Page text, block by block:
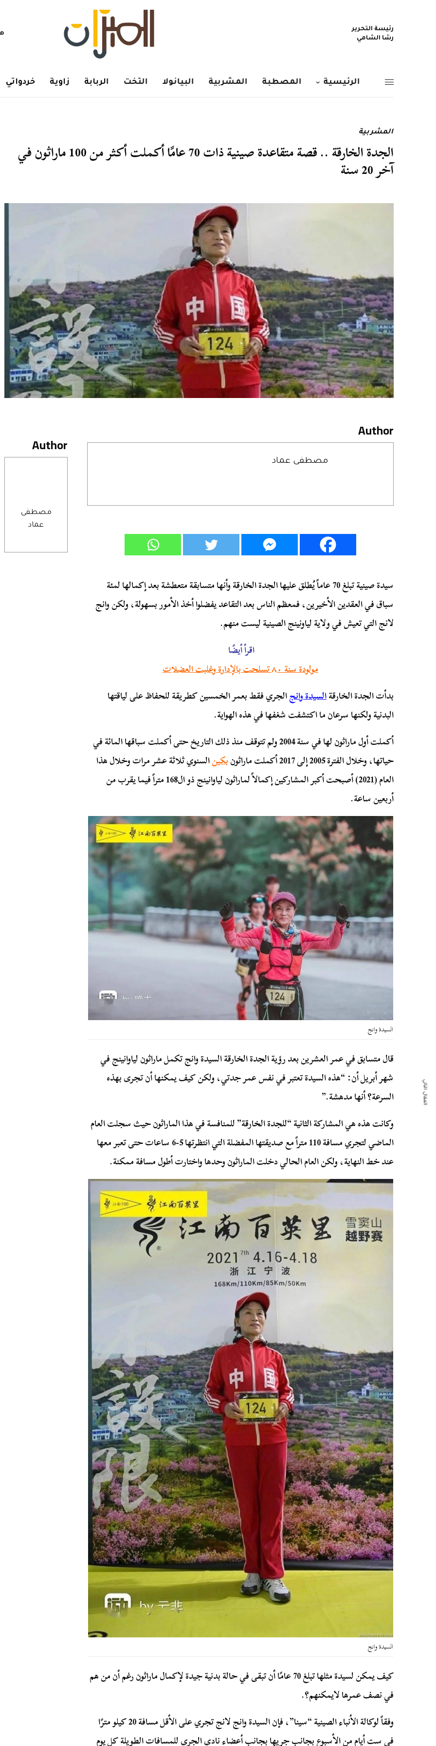
رئيسة التحرير
رشا الشامي
الرئيسية المصطبة المشربية البيانولا التخت الربابة زاوية خردواتي
المشربية
الجدة الخارقة .. قصة متقاعدة صينية ذات 70 عامًا أكملت أكثر من 100 ماراثون في
آخر 20 سنة
Author
مصطفى
عماد
Author
مصطفى عماد
سيدة صينية تبلغ 70 عاماً يُطلق عليها الجدة الخارقة وأنها متسابقة متعطشة بعد إكمالها لمئة
سباق في العقدين الأخيرين، فمعظم الناس بعد التقاعد يفضلوا أخذ الأمور بسهولة، ولكن وانج
لانج التي تعيش في ولاية لياونينج الصينية ليست منهم.
اقرأ أيضًا
مولودة سنة ٨٠ تسلحت بالإدارة وغلبت العضلات
بدأت الجدة الخارقةالسيدة وانجالجري فقط بعمر الخمسين كطريقة للحفاظ على لياقتها
البدنية ولكنها سرعان ما اكتشفت شغفها في هذه الهواية.
أكملت أول ماراثون لها في سنة 2004 ولم تتوقف منذ ذلك التاريخ حتى أكملت سباقها المائة في
حياتها، وخلال الفترة 2005 إلى 2017 أكملت ماراثون
بكينالسنوي ثلاثة عشر مرات وخلال هذا
العام (2021) أصبحت أكبر المشاركين إكمالاً لماراثون لياوانينج ذو ال168 متراً فيما يقرب من
أربعين ساعة.
السيدة وانج
قال متسابق في عمر العشرين بعد رؤية الجدة الخارقة السيدة وانج تكمل ماراثون لياوانينج في
شهر أبريل أن: “هذه السيدة تعتبر في نفس عمر جدتي، ولكن كيف يمكنها أن تجرى بهذه
السرعة؟ أنها مدهشة.”
وكانت هذه هي المشاركة الثانية “للجدة الخارقة” للمنافسة في هذا الماراثون حيث سجلت العام
الماضي لتجري مسافة 110 متراً مع صديقتها المفضلة التي انتظرتها 5-6 ساعات حتى تعبر معها
عند خط النهاية، ولكن العام الحالي دخلت الماراثون وحدها واختارت أطول مسافة ممكنة.
السيدة وانج
كيف يمكن لسيدة مثلها تبلغ 70 عامًا أن تبقى في حالة بدنية جيدة لإكمال ماراثون رغم أن من هم
في نصف عمرها لايمكنهم؟.
وفقاً لوكالة الأنباء الصينية “سينا”، فإن السيدة وانج لانج تجري على الأقل مسافة 20 كيلو مترًا
في ست أيام من الأسبوع بجانب جريها بجانب أعضاء نادي الجري للمسافات الطويلة كل يوم
المقال التالي